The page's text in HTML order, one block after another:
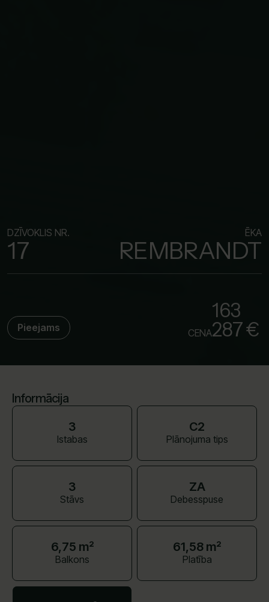
DZĪVOKLIS NR.
17
ĒKA
REMBRANDT
Pieejams CENA
163
287 €
Informācija
3
Istabas
C2
Plānojuma tips
3
Stāvs
ZA
Debesspuse
6,75 m²
Balkons
61,58 m²
Platība